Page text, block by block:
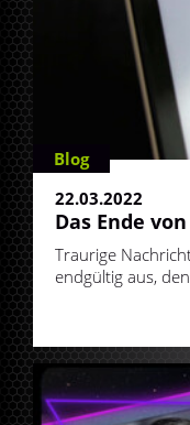
Blog
22.03.2022
Das Ende
Traurige
endgültig aus,